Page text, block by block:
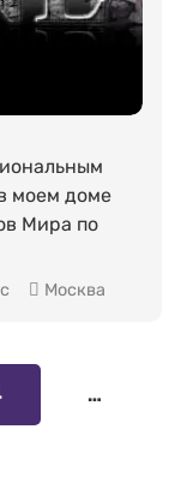
моем доме
Мира по
Москва
…